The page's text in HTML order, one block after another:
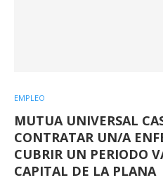
EMPLEO
MUTUA UNIVERSAL
CONTRATAR UN/A
CUBRIR UN PERIODO
CAPITAL DE LA PLANA